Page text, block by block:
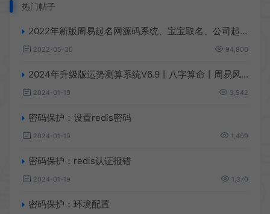
热门帖子
2022年新版周易起名网源码系统、宝宝取名、公司起名、店铺起名、起名测算、八字起名！
2022-05-30 94,806
2024年升级版运势测算系统V6.9丨八字算命丨周易风水丨塔罗牌丨手机号测吉凶丨宝宝起名
2024-01-19 3,542
密码保护：设置redis密码
2024-01-19 1,409
密码保护：redis认证报错
2024-01-19 1,370
密码保护：环境配置